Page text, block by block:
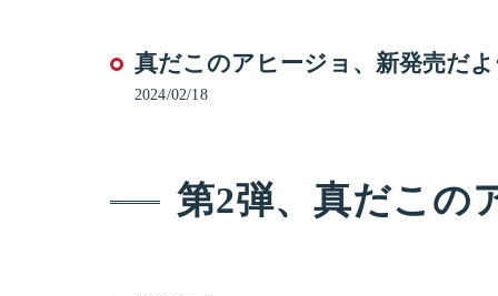
真だこのアヒージョ、新発売だ
2024/02/18
第2弾、真だこの